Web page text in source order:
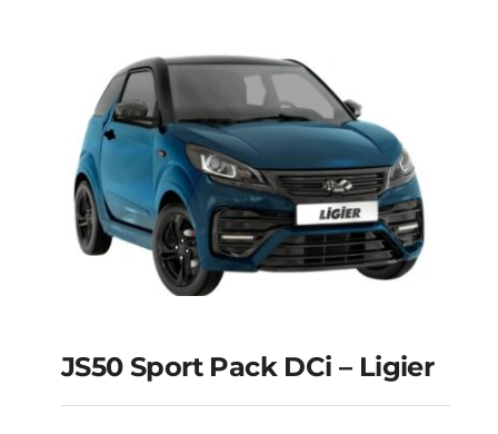
JS50 Sport Pack DCi –
JS50 Sport Pack DCi – Ligier